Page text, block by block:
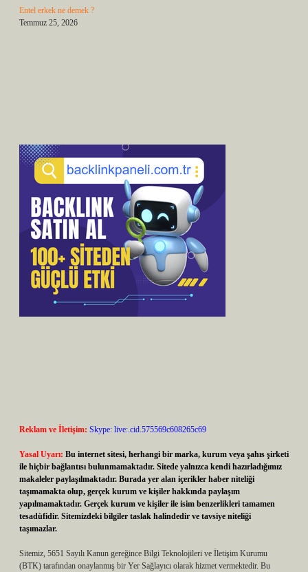
Entel erkek ne demek ?
Temmuz 25, 2026
Reklam ve İletişim: Skype: live:.cid.575569c608265c69
Yasal Uyarı: Bu internet sitesi, herhangi bir marka, kurum veya şahıs şirketi
ile hiçbir bağlantısı bulunmamaktadır. Sitede yalnızca kendi hazırladığımız
makaleler paylaşılmaktadır. Burada yer alan içerikler haber niteliği
taşımamakta olup, gerçek kurum ve kişiler hakkında paylaşım
yapılmamaktadır. Gerçek kurum ve kişiler ile isim benzerlikleri tamamen
tesadüfidir. Sitemizdeki bilgiler taslak halindedir ve tavsiye niteliği
taşımazlar.
Sitemiz, 5651 Sayılı Kanun gereğince Bilgi Teknolojileri ve İletişim Kurumu
(BTK) tarafından onaylanmış bir Yer Sağlayıcı olarak hizmet vermektedir. Bu